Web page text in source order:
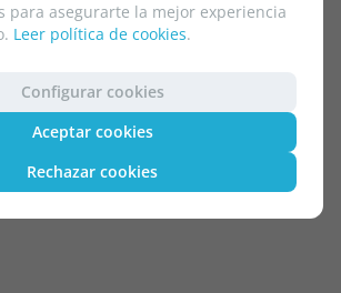
para asegurarte la mejor experiencia
Leer política de cookies.
Configurar cookies
Aceptar cookies
Rechazar cookies